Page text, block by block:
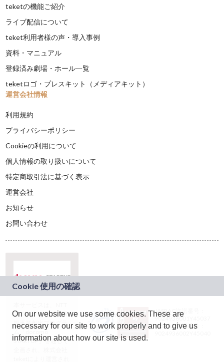
teketの機能ご紹介
ライブ配信について
teket利用者様の声・導入事例
資料・マニュアル
登録済み劇場・ホール一覧
teketロゴ・プレスキット（メディアキット）
運営会社情報
利用規約
プライバシーポリシー
Cookieの利用について
個人情報の取り扱いについて
特定商取引法に基づく表示
運営会社
お知らせ
お問い合わせ
ドコモグループの新
規事業創出プログラ
ム「docomo
STARTUP」を通じて
JASRAC許諾番号：
9024936001Y45037
JASRAC許諾番号：
On our website we use some cookies. These are
necessary for our site to work properly and to give us
information about how our site is used.